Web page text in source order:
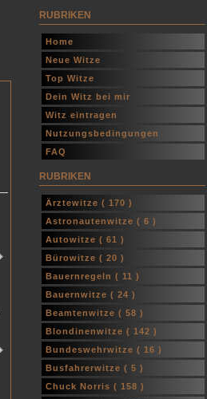
RUBRIKEN
Home
Neue Witze
Top Witze
Dein Witz bei mir
Witz eintragen
Nutzungsbedingungen
FAQ
RUBRIKEN
Ärztewitze ( 170 )
Astronautenwitze ( 6 )
Autowitze ( 61 )
Bürowitze ( 20 )
Bauernregeln ( 11 )
Bauernwitze ( 24 )
Beamtenwitze ( 58 )
Blondinenwitze ( 142 )
Bundeswehrwitze ( 16 )
Busfahrerwitze ( 5 )
Chuck Norris ( 158 )